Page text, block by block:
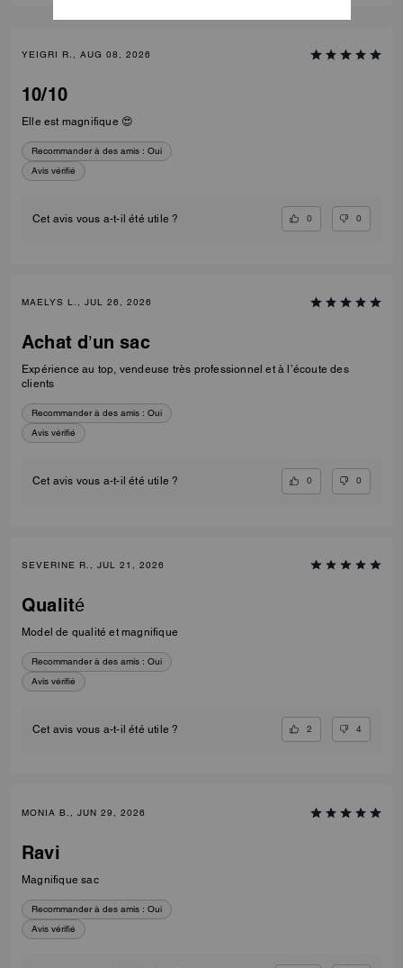
YEIGRI R., AUG 08, 2026
10/10
Elle est magnifique 😍
Recommander à des amis : Oui
Avis vérifié
Cet avis vous a-t-il été utile ? 0 0
MAELYS L., JUL 26, 2026
Achat d’un sac
Expérience au top, vendeuse très professionnel et à l’écoute des
clients
Recommander à des amis : Oui
Avis vérifié
Cet avis vous a-t-il été utile ? 0 0
SEVERINE R., JUL 21, 2026
Qualité
Model de qualité et magnifique
Recommander à des amis : Oui
Avis vérifié
Cet avis vous a-t-il été utile ? 2 4
MONIA B., JUN 29, 2026
Ravi
Magnifique sac
Recommander à des amis : Oui
Avis vérifié